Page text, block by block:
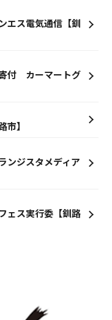
エス電気通信【釧
付 カーマートグ
】
ンジスタメディア
ェス実行委【釧路